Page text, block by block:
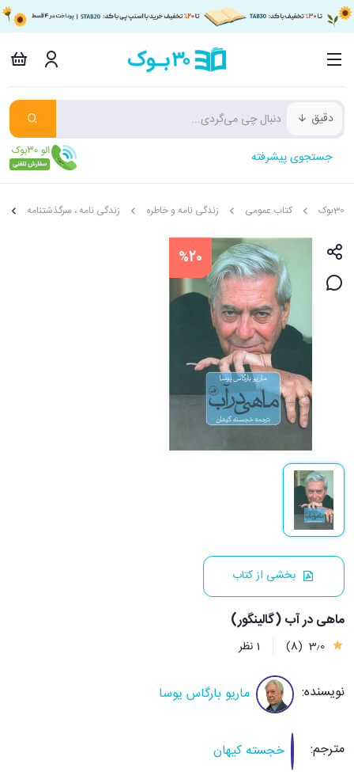
دقیق
جستجوی پیشرفته
30بوک کتاب عمومی زندگی نامه و خاطره زندگی نامه ، سرگذشتنامه
%20
بخشی از کتاب
ماهی در آب (گالینگور)
3٫0 (8) 1 نظر
نویسنده: ماریو بارگاس یوسا
مترجم: خجسته کیهان